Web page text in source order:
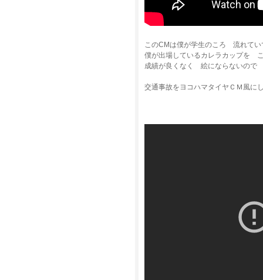
このCMは僕が学生のころ 流れて
僕が出場しているカレラカップを
成績が良くなく 絵にならないので
交通事故をヨコハマタイヤＣＭ風に